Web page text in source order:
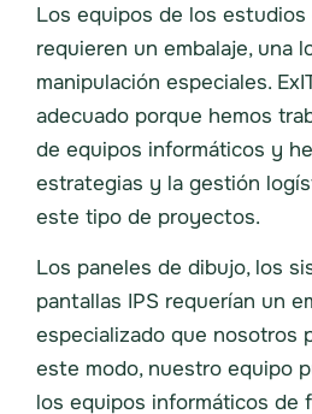
Los equipos de los estudios
requieren un embalaje, una
manipulación especiales.
adecuado porque hemos
de equipos informáticos y
estrategias y la gestión
este tipo de proyectos.
Los paneles de dibujo, los
pantallas IPS requerían un
especializado que nosotros
este modo, nuestro equipo
los equipos informáticos de